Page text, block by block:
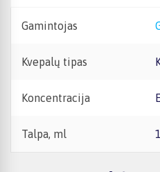
Gamintojas
Kvepalų tipas
Koncentracija
Talpa, ml